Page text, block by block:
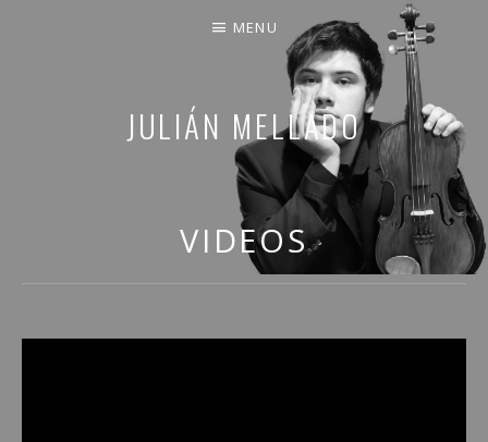
JULIÁN MELLADO
COMPARTO PARTE DE MI VIDA
MENU
VIDEOS